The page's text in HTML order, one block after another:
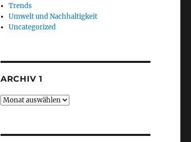
Trends
Umwelt und Nachhaltigkeit
Uncategorized
ARCHIV 1
Archiv